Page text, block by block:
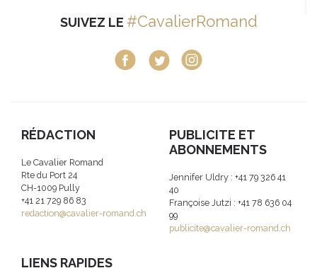
SUIVEZ LE #CavalierRomand
RÉDACTION
Le Cavalier Romand
Rte du Port 24
CH-1009 Pully
+41 21 729 86 83
redaction@cavalier-romand.ch
PUBLICITE ET
ABONNEMENTS
Jennifer Uldry : +41 79 326 41
40
Françoise Jutzi : +41 78 636 04
99
publicite@cavalier-romand.ch
LIENS RAPIDES